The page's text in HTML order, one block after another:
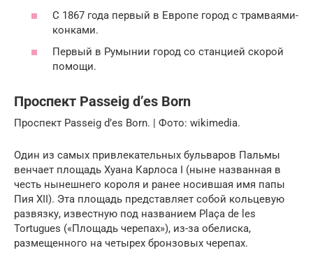
С 1867 года первый в Европе город с трамваями-
конками.
Первый в Румынии город со станцией скорой
помощи.
Проспект Passeig d’es Born
Проспект Passeig d’es Born. | Фото: wikimedia.
Один из самых привлекательных бульваров Пальмы
венчает площадь Хуана Карлоса I (ныне названная в
честь нынешнего короля и ранее носившая имя папы
Пия XII). Эта площадь представляет собой кольцевую
развязку, известную под названием Plaça de les
Tortugues («Площадь черепах»), из-за обелиска,
размещенного на четырех бронзовых черепах.